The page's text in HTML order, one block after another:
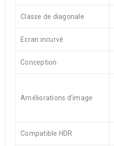
Classe de diagonale
Ecran incurvé
Conception
Améliorations d’image
Compatible HDR